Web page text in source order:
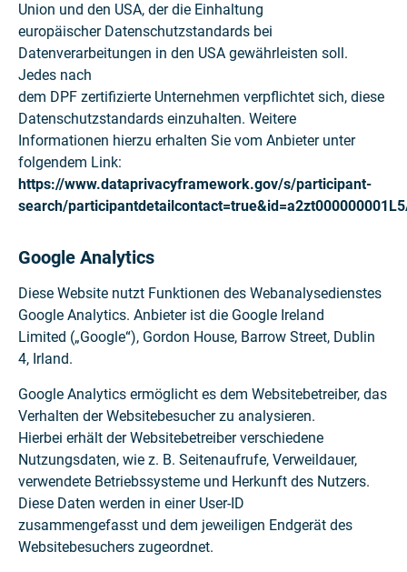
Union und den USA, der die Einhaltung
europäischer Datenschutzstandards bei
Datenverarbeitungen in den USA gewährleisten soll.
Jedes nach
dem DPF zertifizierte Unternehmen verpflichtet sich, diese
Datenschutzstandards einzuhalten. Weitere
Informationen hierzu erhalten Sie vom Anbieter unter
folgendem Link:
https://www.dataprivacyframework.gov/s/participant-
search/
Google Analytics
Diese Website nutzt Funktionen des Webanalysedienstes
Google Analytics. Anbieter ist die Google Ireland
Limited („Google“), Gordon House, Barrow Street, Dublin
4, Irland.
Google Analytics ermöglicht es dem Websitebetreiber, das
Verhalten der Websitebesucher zu analysieren.
Hierbei erhält der Websitebetreiber verschiedene
Nutzungsdaten, wie z. B. Seitenaufrufe, Verweildauer,
verwendete Betriebssysteme und Herkunft des Nutzers.
Diese Daten werden in einer User-ID
zusammengefasst und dem jeweiligen Endgerät des
Websitebesuchers zugeordnet.